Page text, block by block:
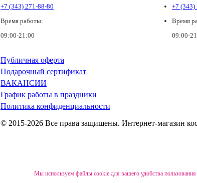
+7 (343) 271-88-80
Время работы:
09:00-21:00
+7 (343)
Время
09:00-
Публичная оферта
Подарочный сертификат
ВАКАНСИИ
График работы в праздники
Политика конфиденциальности
© 2015-2026 Все права защищены. Интернет-магазин
Мы используем файлы cookie для вашего удобства пользования